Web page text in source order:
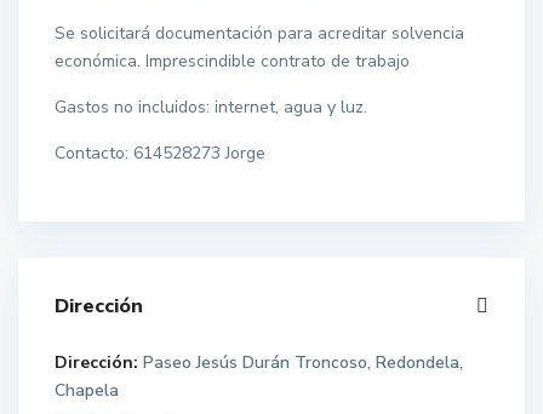
Se solicitará documentación para acreditar solvencia
económica. Imprescindible contrato de trabajo
Gastos no incluidos: internet, agua y luz.
Contacto: 614528273 Jorge
Dirección
Dirección: Paseo Jesús Durán Troncoso, Redondela,
Chapela